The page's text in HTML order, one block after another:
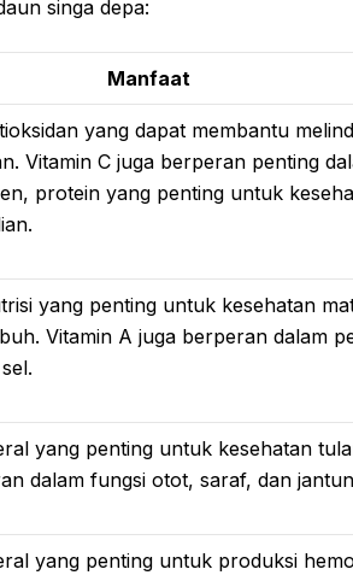
singa depa:
Manfaat
yang dapat membantu
Vitamin C juga berperan penting
protein yang penting untuk
yang penting untuk kesehatan
Vitamin A juga berperan dalam
yang penting untuk kesehatan
dalam fungsi otot, saraf, dan
yang penting untuk produksi